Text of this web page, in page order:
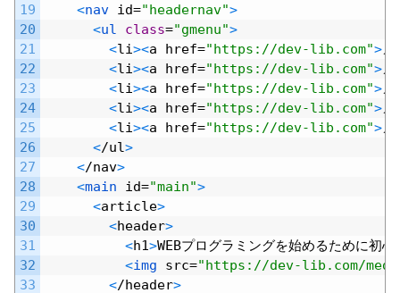
19
20
21
22
23
24
25
26
27
28
29
30
31
32
33
<nav id="headernav">
<ul class="gmenu">
<li><a href="https://dev-lib.com">
<li><a href="https://dev-lib.com">
<li><a href="https://dev-lib.com">
<li><a href="https://dev-lib.com">
<li><a href="https://dev-lib.com">
</ul>
</nav>
<main id="main">
<article>
<header>
<h1>WEBプログラミングを始めるために初
<img src="https://dev-lib.com/
</header>